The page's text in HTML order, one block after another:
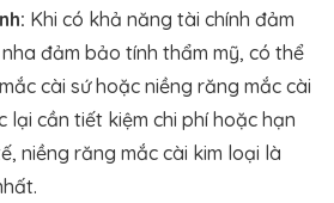
Khi có khả năng tài chính đảm
đảm bảo tính thẩm mỹ, có thể
cài sứ hoặc niềng răng mắc cài
lại cần tiết kiệm chi phí hoặc hạn
niềng răng mắc cài kim loại là